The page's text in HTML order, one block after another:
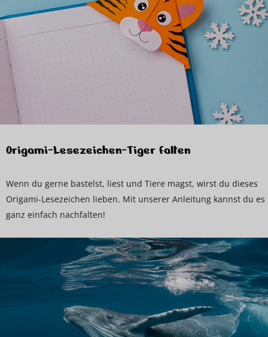
Origami-Lesezeichen-Tiger falten
Wenn du gerne bastelst, liest und Tiere magst, wirst du dieses
Origami-Lesezeichen lieben. Mit unserer Anleitung kannst du es
ganz einfach nachfalten!